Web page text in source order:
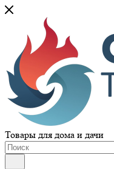
Товары для дома и дачи